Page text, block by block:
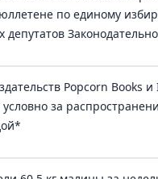
по единому
депутатов
Popcorn Books
за